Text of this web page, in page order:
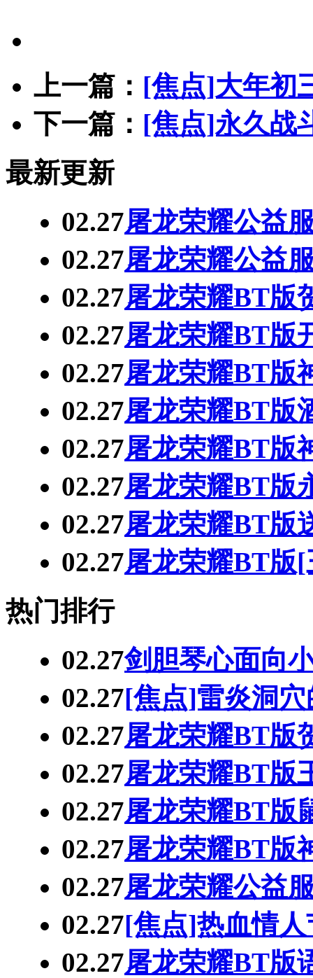
上一篇： [焦点]大年初
下一篇： [焦点]永久战
最新更新
02.27屠龙荣耀公益
02.27屠龙荣耀公益
02.27屠龙荣耀BT版
02.27屠龙荣耀BT版
02.27屠龙荣耀BT版
02.27屠龙荣耀BT版
02.27屠龙荣耀BT版
02.27屠龙荣耀BT版
02.27屠龙荣耀BT版
02.27屠龙荣耀BT版[
热门排行
02.27剑胆琴心面向
02.27[焦点]雷炎洞
02.27屠龙荣耀BT版
02.27屠龙荣耀BT版
02.27屠龙荣耀BT版
02.27屠龙荣耀BT版
02.27屠龙荣耀公益
02.27[焦点]热血情
02.27屠龙荣耀BT版